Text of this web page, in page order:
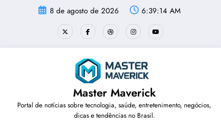
8 de agosto de 2026 6:39:14 AM
Master Maverick
Portal de notícias sobre tecnologia, saúde, entretenimento, negócios,
dicas e tendências no Brasil.